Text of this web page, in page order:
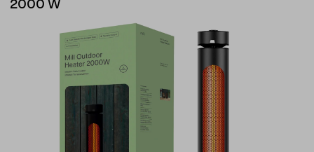
2000 W